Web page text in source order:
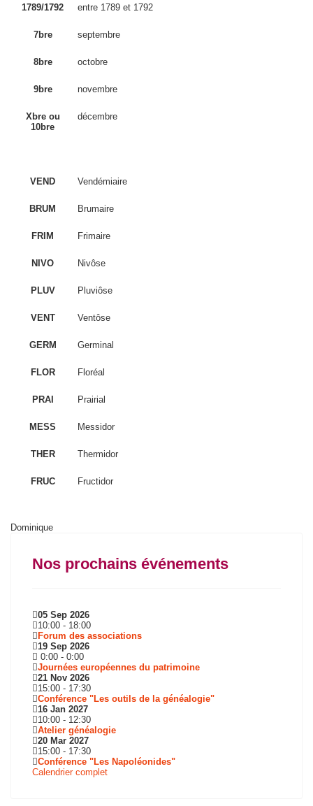
1789/1792 entre 1789 et 1792
7bre septembre
8bre octobre
9bre novembre
Xbre ou
10bre
décembre
VEND Vendémiaire
BRUM Brumaire
FRIM Frimaire
NIVO Nivôse
PLUV Pluviôse
VENT Ventôse
GERM Germinal
FLOR Floréal
PRAI Prairial
MESS Messidor
THER Thermidor
FRUC Fructidor
Dominique
Nos prochains événements
05 Sep 2026
10:00 - 18:00
Forum des associations
19 Sep 2026
0:00 - 0:00
Journées européennes du patrimoine
21 Nov 2026
15:00 - 17:30
Conférence "Les outils de la généalogie"
16 Jan 2027
10:00 - 12:30
Atelier généalogie
20 Mar 2027
15:00 - 17:30
Conférence "Les Napoléonides"
Calendrier complet